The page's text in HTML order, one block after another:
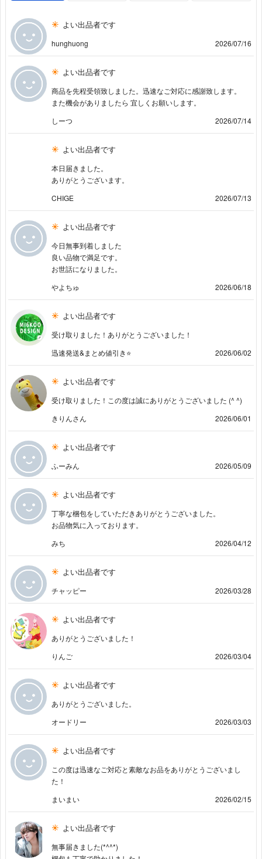
よい出品者です
hunghuong 2026/07/16
よい出品者です
商品を先程受領致しました。迅速なご対応に感謝致します。
また機会がありましたら 宜しくお願いします。
しーつ
2026/07/14
よい出品者です
本日届きました。
ありがとうございます。
CHIGE
2026/07/13
よい出品者です
今日無事到着しました
良い品物で満足です。
お世話になりました。
やよちゅ
2026/06/18
よい出品者です
受け取りました！ありがとうございました！
迅速発送&まとめ値引き⭐
2026/06/02
よい出品者です
受け取りました！この度は誠にありがとうございました (^ ^)
きりんさん
2026/06/01
よい出品者です
ふーみん 2026/05/09
よい出品者です
丁寧な梱包をしていただきありがとうございました。
お品物気に入っております。
みち
2026/04/12
よい出品者です
チャッピー 2026/03/28
よい出品者です
ありがとうございました！
りんご
2026/03/04
よい出品者です
ありがとうございました。
オードリー
2026/03/03
よい出品者です
この度は迅速なご対応と素敵なお品をありがとうございまし
た！
まいまい
2026/02/15
よい出品者です
無事届きました(*^^*)